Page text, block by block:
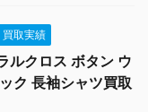
買取実績
ルクロス ボタン ウ
ク 長袖シャツ買取